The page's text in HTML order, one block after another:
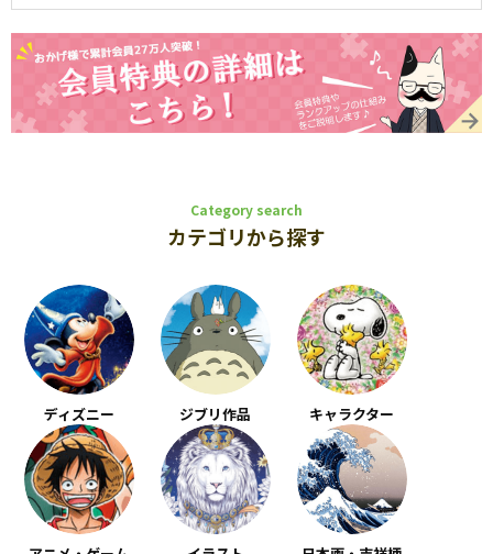
Category search
カテゴリから探す
ディズニー ジブリ作品 キャラクター